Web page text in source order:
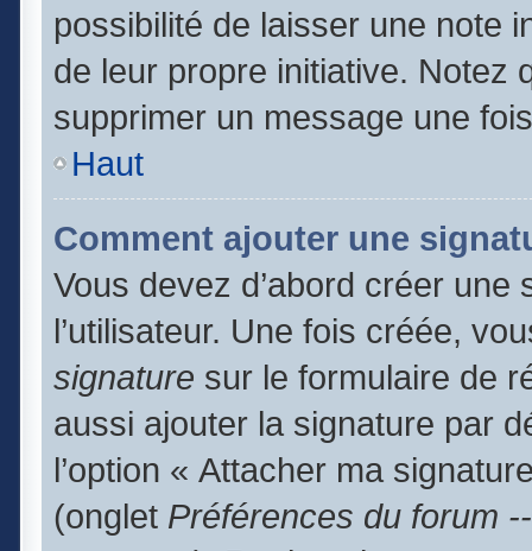
possibilité de laisser une note
de leur propre initiative. Notez
supprimer un message une
Haut
Comment ajouter une
Vous devez d’abord créer
l’utilisateur. Une fois créée,
signature sur le formulaire de
aussi ajouter la signature par
l’option « Attacher ma
(onglet Préférences du forum